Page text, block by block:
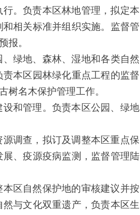
。负责本区林地管理，拟定本
相关标准并组织实施。监督管
报。
、绿地、森林、湿地和各类自然
本区园林绿化重点工程的监督
树名木保护管理工作。
和管理。负责本区公园、绿地
调查，拟订及调整本区重点保
、疫源疫病监测，监督管理陆
区自然保护地的审核建议并按
与文化双重遗产，负责本区生